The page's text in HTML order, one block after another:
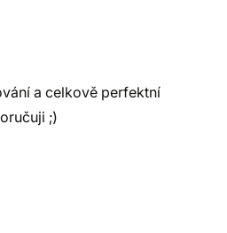
a celkově perfektní
;)